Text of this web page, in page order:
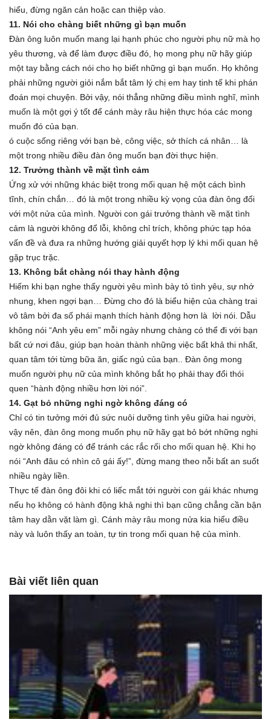
hiểu, đừng ngăn cản hoặc can thiệp vào.
11. Nói cho chàng biết những gì bạn muốn
Đàn ông luôn muốn mang lại hạnh phúc cho người phụ nữ mà họ
yêu thương, và để làm được điều đó, họ mong phụ nữ hãy giúp
một tay bằng cách nói cho họ biết những gì bạn muốn. Họ không
phải những người giỏi nắm bắt tâm lý chị em hay tinh tế khi phán
đoán mọi chuyện. Bởi vậy, nói thẳng những điều mình nghĩ, mình
muốn là một gợi ý tốt để cánh mày râu hiện thực hóa các mong
muốn đó của bạn.
ó cuộc sống riêng với bạn bè, công việc, sở thích cá nhân… là
một trong nhiều điều đàn ông muốn bạn đời thực hiện.
12. Trưởng thành về mặt tình cảm
Ứng xử với những khác biệt trong mối quan hệ một cách bình
tĩnh, chín chắn… đó là một trong nhiều kỳ vọng của đàn ông đối
với một nửa của mình. Người con gái trưởng thành về mặt tình
cảm là người không đổ lỗi, không chỉ trích, không phức tạp hóa
vấn đề và đưa ra những hướng giải quyết hợp lý khi mối quan hệ
gặp trục trặc.
13. Không bắt chàng nói thay hành động
Hiếm khi bạn nghe thấy người yêu mình bày tỏ tình yêu, sự nhớ
nhung, khen ngợi bạn… Đừng cho đó là biểu hiện của chàng trai
vô tâm bởi đa số phái mạnh thích hành động hơn là lời nói. Dẫu
không nói “Anh yêu em” mỗi ngày nhưng chàng có thể đi với bạn
bất cứ nơi đâu, giúp bạn hoàn thành những việc bất khả thi nhất,
quan tâm tới từng bữa ăn, giấc ngủ của bạn.. Đàn ông mong
muốn người phụ nữ của mình không bắt họ phải thay đổi thói
quen “hành động nhiều hơn lời nói”.
14. Gạt bỏ những nghi ngờ không đáng có
Chỉ có tin tưởng mới đủ sức nuôi dưỡng tình yêu giữa hai người,
vậy nên, đàn ông mong muốn phụ nữ hãy gạt bỏ bớt những nghi
ngờ không đáng có để tránh các rắc rối cho mối quan hệ. Khi họ
nói “Anh đâu có nhìn cô gái ấy!”, đừng mang theo nỗi bất an suốt
nhiều ngày liền.
Thực tế đàn ông đôi khi có liếc mắt tới người con gái khác nhưng
nếu họ không có hành động khả nghi thì bạn cũng chẳng cần bận
tâm hay dằn vặt làm gì. Cánh mày râu mong nửa kia hiểu điều
này và luôn thấy an toàn, tự tin trong mối quan hệ của mình.
Bài viết liên quan